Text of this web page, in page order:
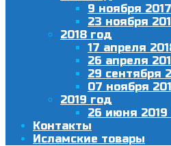
9 ноября
23 ноября
2018 год
17 апреля
26 апреля
29 сентября
07 ноября
2019 год
26 июня 2019
Контакты
Исламские товары